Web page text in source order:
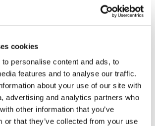
cookies
personalise content and ads, to
features and to analyse our traffic.
about your use of our site with
advertising and analytics partners who
other information that you’ve
or that they’ve collected from your use
of the Sword 通常版
8,990円
在庫：○ |449ポイント